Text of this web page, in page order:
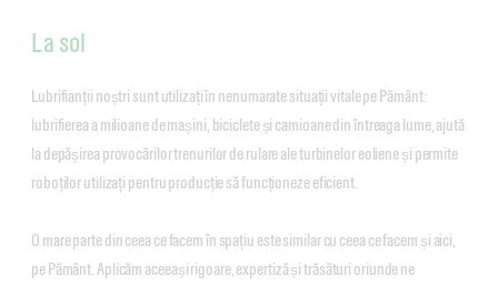
La sol
Lubrifianții noștri sunt utilizați în nenumarate situații vitale pe Pământ:
lubrifierea a milioane de mașini, biciclete și camioane din întreaga lume, ajută
la depășirea provocărilor trenurilor de rulare ale turbinelor eoliene și permite
roboților utilizați pentru producție să funcționeze eficient.
O mare parte din ceea ce facem în spațiu este similar cu ceea ce facem și aici,
pe Pământ. Aplicăm aceeași rigoare, expertiză și trăsături oriunde ne